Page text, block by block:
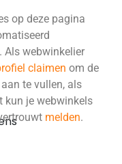
op deze pagina
Als webwinkelier
claimen om de
te vullen, als
kun je webwinkels
melden.